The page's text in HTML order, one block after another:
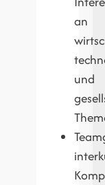
an
und